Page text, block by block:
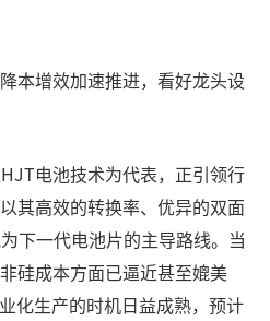
本增效加速推进，看好龙头设
电池技术为代表，正引领行
其高效的转换率、优异的双面
下一代电池片的主导路线。当
硅成本方面已逼近甚至媲美
化生产的时机日益成熟，预计